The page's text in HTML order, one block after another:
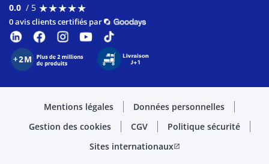
0.0 / 5 ★★★★★
★★★★★
0 avis clients certifiés par
Mentions légales
Données personnelles
Gestion des cookies
CGV
Politique sécurité
Sites internationauxopen_in_new